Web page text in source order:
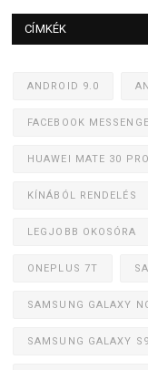
CÍMKÉK
ANDROID 9.0
FACEBOOK
HUAWEI MATE 30 PRO
KÍNÁBÓL RENDELÉS
LEGJOBB OKOSÓRA
ONEPLUS 7T
SAMSUNG GALAXY
SAMSUNG GALAXY S9